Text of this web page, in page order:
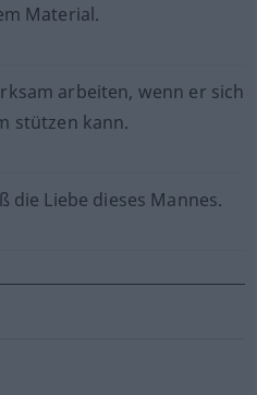
Material.
arbeiten, wenn er sich
stützen kann.
die Liebe dieses Mannes.